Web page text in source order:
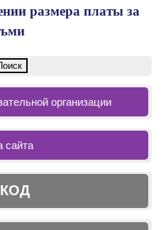
размера платы за
организации
сайта